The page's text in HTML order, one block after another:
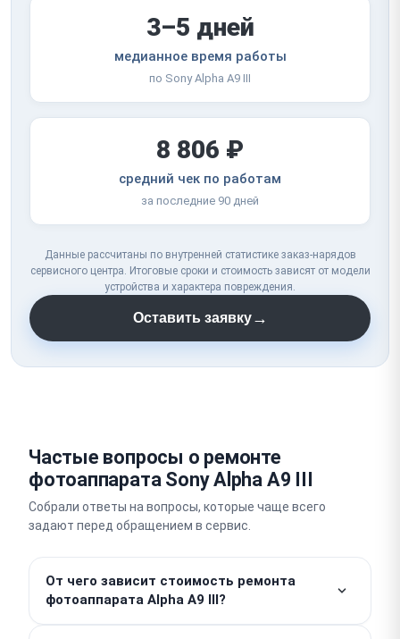
3–5 дней
медианное время работы
по Sony Alpha A9 III
8 806 ₽
средний чек по работам
за последние 90 дней
Данные рассчитаны по внутренней статистике заказ-нарядов
сервисного центра. Итоговые сроки и стоимость зависят от модели
устройства и характера повреждения.
Оставить заявку→
Частые вопросы о ремонте
фотоаппарата Sony Alpha A9 III
Собрали ответы на вопросы, которые чаще всего
задают перед обращением в сервис.
От чего зависит стоимость ремонта
фотоаппарата Alpha A9 III?